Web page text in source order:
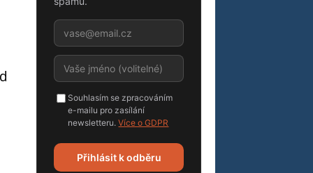
Souhlasím se zpracováním
e-mailu pro zasílání
newsletteru.Více o GDPR
Přihlásit k odběru